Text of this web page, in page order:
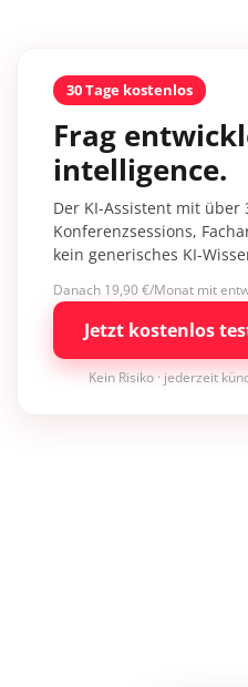
30 Tage kostenlos
Frag
intelligence.
Der KI-Assistent mit über
Konferenzsessions,
kein generisches KI-
Danach 19,90 €/Monat mit
Jetzt kostenlos
Kein Risiko · jederzeit